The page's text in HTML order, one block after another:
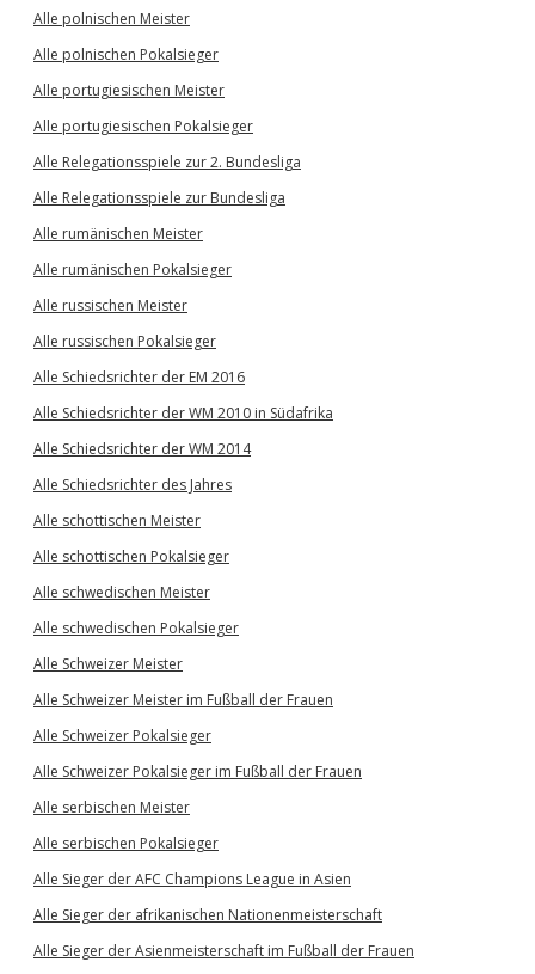
Alle polnischen Meister
Alle polnischen Pokalsieger
Alle portugiesischen Meister
Alle portugiesischen Pokalsieger
Alle Relegationsspiele zur 2. Bundesliga
Alle Relegationsspiele zur Bundesliga
Alle rumänischen Meister
Alle rumänischen Pokalsieger
Alle russischen Meister
Alle russischen Pokalsieger
Alle Schiedsrichter der EM 2016
Alle Schiedsrichter der WM 2010 in Südafrika
Alle Schiedsrichter der WM 2014
Alle Schiedsrichter des Jahres
Alle schottischen Meister
Alle schottischen Pokalsieger
Alle schwedischen Meister
Alle schwedischen Pokalsieger
Alle Schweizer Meister
Alle Schweizer Meister im Fußball der Frauen
Alle Schweizer Pokalsieger
Alle Schweizer Pokalsieger im Fußball der Frauen
Alle serbischen Meister
Alle serbischen Pokalsieger
Alle Sieger der AFC Champions League in Asien
Alle Sieger der afrikanischen Nationenmeisterschaft
Alle Sieger der Asienmeisterschaft im Fußball der Frauen